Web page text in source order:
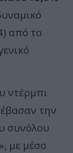
από το
ντέρμπι
την
συνόλου
με μέσο